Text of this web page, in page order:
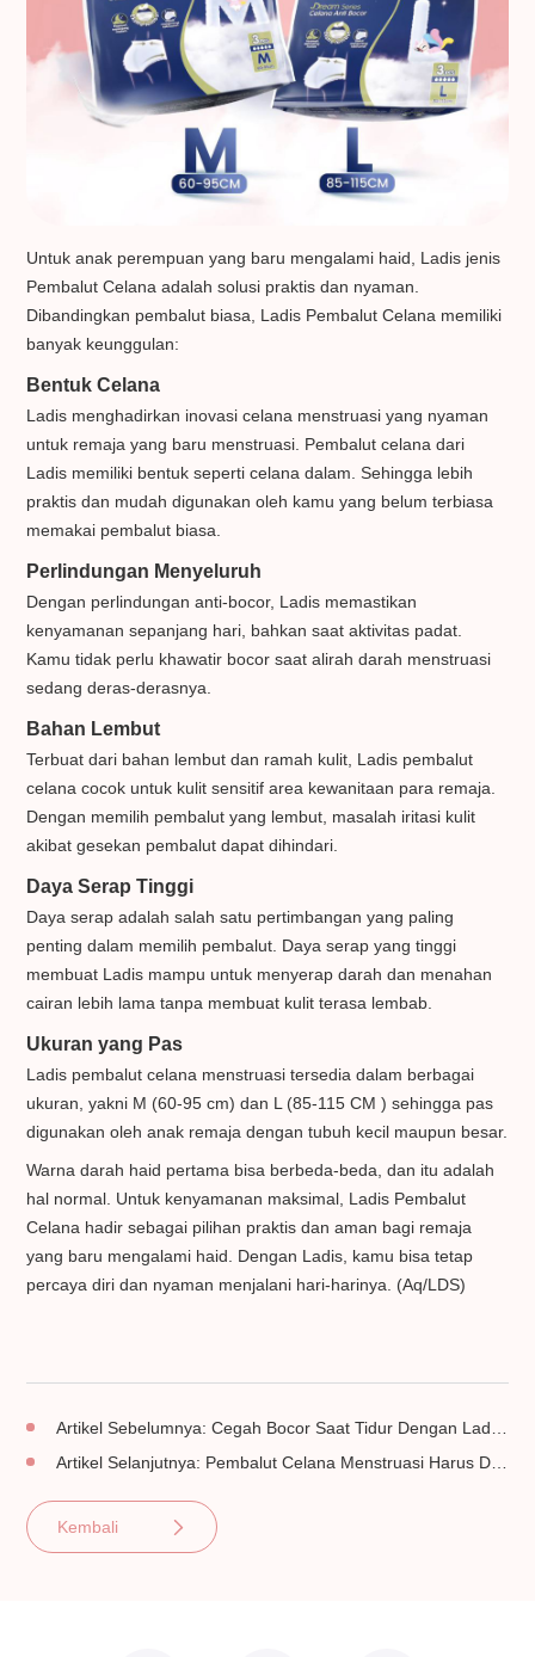
Untuk anak perempuan yang baru mengalami haid, Ladis jenis
Pembalut Celana adalah solusi praktis dan nyaman.
Dibandingkan pembalut biasa, Ladis Pembalut Celana memiliki
banyak keunggulan:
Bentuk Celana
Ladis menghadirkan inovasi celana menstruasi yang nyaman
untuk remaja yang baru menstruasi. Pembalut celana dari
Ladis memiliki bentuk seperti celana dalam. Sehingga lebih
praktis dan mudah digunakan oleh kamu yang belum terbiasa
memakai pembalut biasa.
Perlindungan Menyeluruh
Dengan perlindungan anti-bocor, Ladis memastikan
kenyamanan sepanjang hari, bahkan saat aktivitas padat.
Kamu tidak perlu khawatir bocor saat alirah darah menstruasi
sedang deras-derasnya.
Bahan Lembut
Terbuat dari bahan lembut dan ramah kulit, Ladis pembalut
celana cocok untuk kulit sensitif area kewanitaan para remaja.
Dengan memilih pembalut yang lembut, masalah iritasi kulit
akibat gesekan pembalut dapat dihindari.
Daya Serap Tinggi
Daya serap adalah salah satu pertimbangan yang paling
penting dalam memilih pembalut. Daya serap yang tinggi
membuat Ladis mampu untuk menyerap darah dan menahan
cairan lebih lama tanpa membuat kulit terasa lembab.
Ukuran yang Pas
Ladis pembalut celana menstruasi tersedia dalam berbagai
ukuran, yakni M (60-95 cm) dan L (85-115 CM ) sehingga pas
digunakan oleh anak remaja dengan tubuh kecil maupun besar.
Warna darah haid pertama bisa berbeda-beda, dan itu adalah
hal normal. Untuk kenyamanan maksimal, Ladis Pembalut
Celana hadir sebagai pilihan praktis dan aman bagi remaja
yang baru mengalami haid. Dengan Ladis, kamu bisa tetap
percaya diri dan nyaman menjalani hari-harinya. (Aq/LDS)
Artikel Sebelumnya:Cegah Bocor Saat Tidur Dengan Ladis Pembalut Celana Menstruasi
Artikel Selanjutnya: Pembalut Celana Menstruasi Harus Dicuci, Perlukah?
Kembali